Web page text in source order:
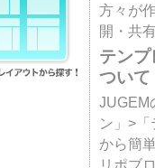
方々が
開・共
テン
ついて
JUGEM
ン」>
から簡
リポブ